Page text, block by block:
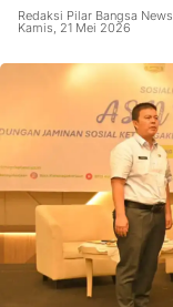
Redaksi Pilar Bangsa News
Kamis, 21 Mei 2026